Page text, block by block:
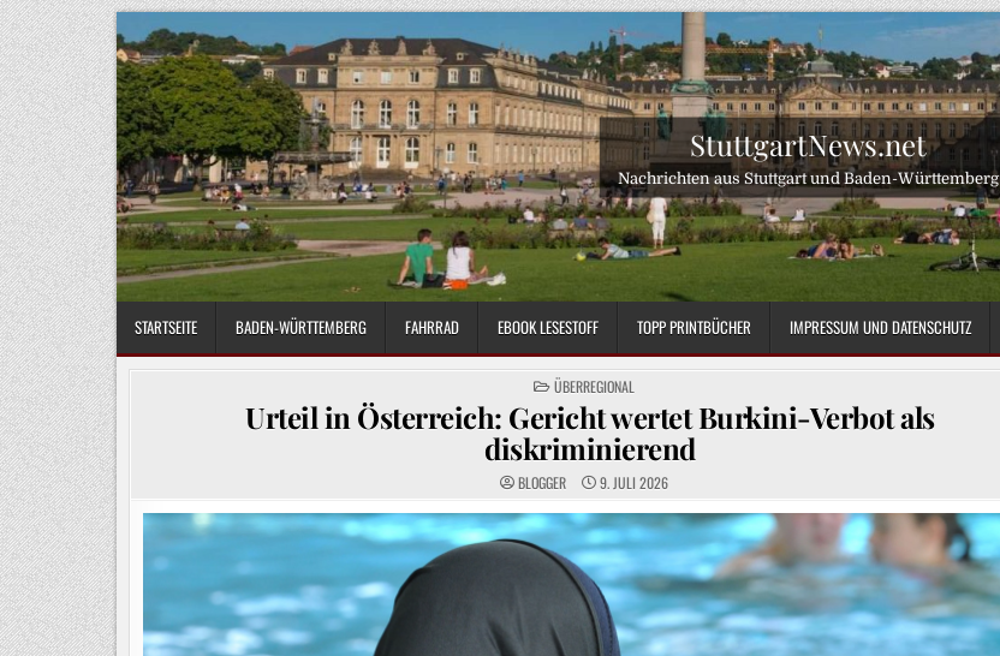
Skip
to
content
StuttgartNews.net
Nachrichten aus Stuttgart und Baden-Württemberg
STARTSEITE BADEN-WÜRTTEMBERG FAHRRAD EBOOK LESESTOFF TOPP PRINTBÜCHER IMPRESSUM UND DATENSCHUTZ
POSTED
IN
ÜBERREGIONAL
Urteil in Österreich: Gericht wertet Burkini-Verbot als
diskriminierend
BLOGGER 9. JULI 2026